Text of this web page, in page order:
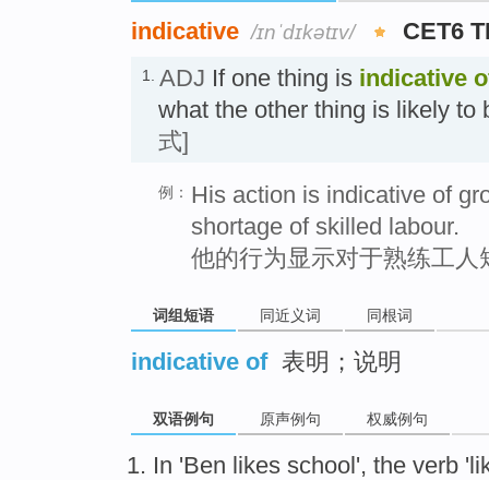
indicative /ɪnˈdɪkətɪv/ CET6
1. ADJ If one thing is indicative
what the other thing is likely
式]
例： His action is indicative of
shortage of skilled labour.
他的行为显示对于熟练工
词组短语 同近义词 同根词
indicative of 表明；说明
双语例句 原声例句 权威例句
In 'Ben likes school', the verb '